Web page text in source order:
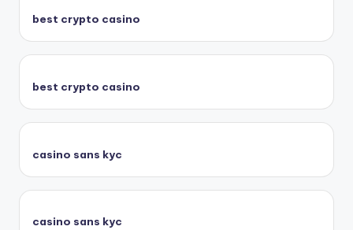
best crypto casino
best crypto casino
casino sans kyc
casino sans kyc